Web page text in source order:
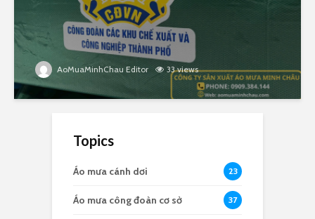
AoMuaMinhChau Editor 33 views
Topics
Áo mưa cánh dơi 23
Áo mưa công đoàn cơ sở 37